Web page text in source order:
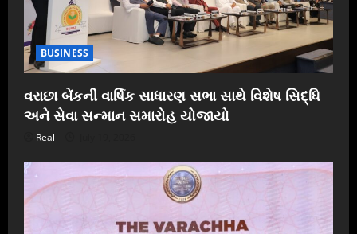
BUSINESS
વરાછા બેંકની વાર્ષિક સાધારણ સભા સાથે વિશેષ સિદ્ધિ
અને સેવા સન્માન સમારોહ યોજાયો
Real